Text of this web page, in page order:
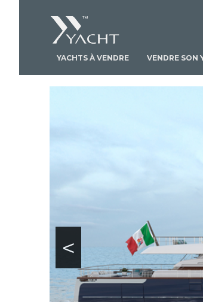
YACHTS À VENDRE VENDRE SON
<